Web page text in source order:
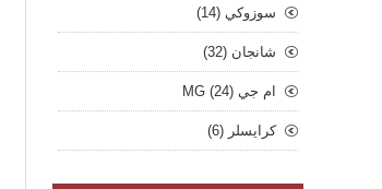
سوزوكي (14)
شانجان (32)
ام جي MG (24)
كرايسلر (6)